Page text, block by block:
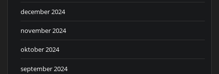
december 2024
november 2024
oktober 2024
september 2024